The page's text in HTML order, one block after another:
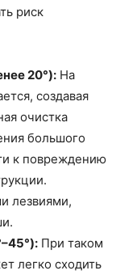
риск
20°): На
создавая
очистка
большого
к повреждению
лезвиями,
При таком
легко сходить